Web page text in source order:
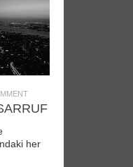
her